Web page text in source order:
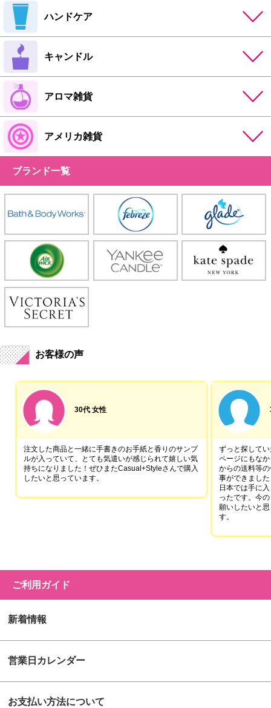
ハンドケア
キャンドル
アロマ雑貨
アメリカ雑貨
ブランド一覧
お客様の声
30代 女性
注文した商品と一緒に手書きのお手紙と香りのサンプ
ルが入っていて、とても気遣いが感じられて嬉しい気
持ちになりました！ぜひまたCasual+Styleさんで購入
したいと思っています。
ずっと探して
ページにもな
からの送料等
事ができました
日本では手に
ったです。今
願いしたいと
す。
ご利用ガイド
新着情報
営業日カレンダー
お支払い方法について